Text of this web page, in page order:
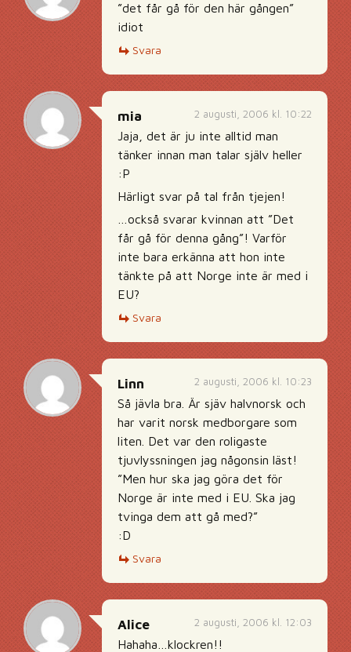
”det får gå för den här gången”
idiot
Svara
2 augusti, 2006 kl. 10:22
mia
Jaja, det är ju inte alltid man
tänker innan man talar själv heller
:P
Härligt svar på tal från tjejen!
…också svarar kvinnan att ”Det
får gå för denna gång”! Varför
inte bara erkänna att hon inte
tänkte på att Norge inte är med i
EU?
Svara
2 augusti, 2006 kl. 10:23
Linn
Så jävla bra. Är sjäv halvnorsk och
har varit norsk medborgare som
liten. Det var den roligaste
tjuvlyssningen jag någonsin läst!
”Men hur ska jag göra det för
Norge är inte med i EU. Ska jag
tvinga dem att gå med?”
:D
Svara
2 augusti, 2006 kl. 12:03
Alice
Hahaha…klockren!!